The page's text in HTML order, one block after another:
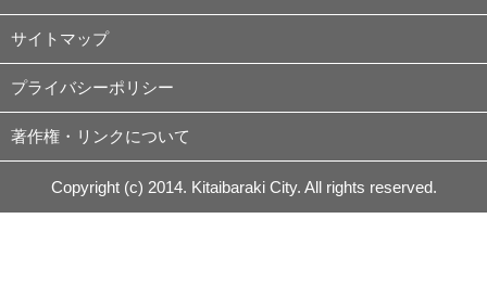
サイトマップ
プライバシーポリシー
著作権・リンクについて
Copyright (c) 2014. Kitaibaraki City. All rights reserved.